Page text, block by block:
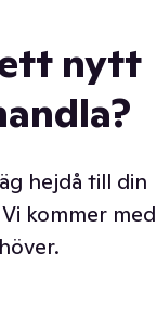
nytt
hejdå till din
kommer med